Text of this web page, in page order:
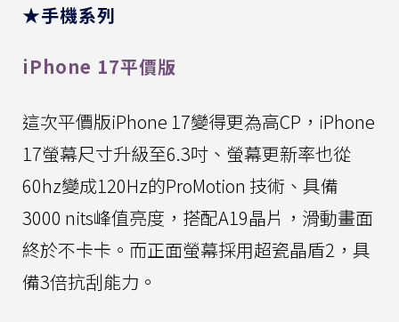
★手機系列
iPhone 17平價版
這次平價版iPhone 17變得更為高CP，iPhone
17螢幕尺寸升級至6.3吋、螢幕更新率也從
60hz變成120Hz的ProMotion 技術、具備
3000 nits峰值亮度，搭配A19晶片，滑動畫面
終於不卡卡。而正面螢幕採用超瓷晶盾2，具
備3倍抗刮能力。